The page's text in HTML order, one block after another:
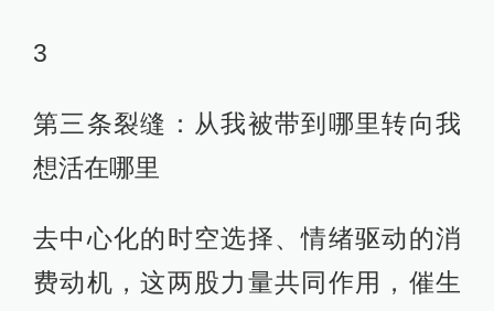
3
第三条裂缝：从我被带到哪里转向我
想活在哪里
去中心化的时空选择、情绪驱动的消
费动机，这两股力量共同作用，催生